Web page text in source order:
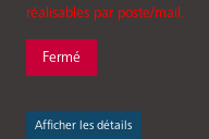
réalisables par poste/mail.
Fermé
Afficher les détails